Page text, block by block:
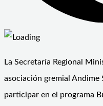
La Secretaría Regional
asociación gremial Andime
participar en el programa